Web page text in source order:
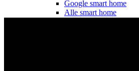
Google smart home
Alle smart home